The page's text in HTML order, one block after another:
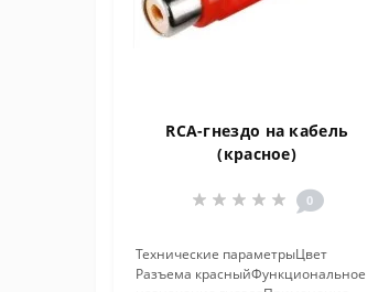
RCA-гнездо на кабель
(красное)
0
Технические параметрыЦвет
Разъема красныйФункциональное